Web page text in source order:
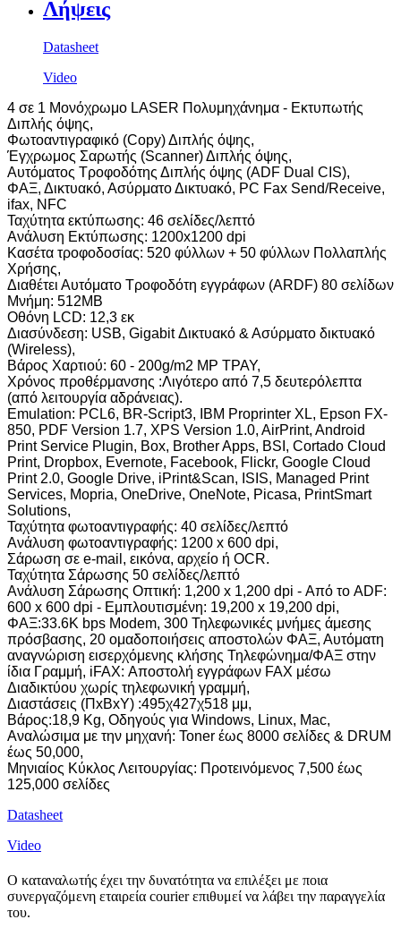
Λήψεις
Datasheet
Video
4 σε 1 Μονόχρωμο LASER Πολυμηχάνημα - Εκτυπωτής
Διπλής όψης,
Φωτοαντιγραφικό (Copy) Διπλής όψης,
Έγχρωμος Σαρωτής (Scanner) Διπλής όψης,
Αυτόματος Τροφοδότης Διπλής όψης (ADF Dual CIS),
ΦΑΞ, Δικτυακό, Ασύρματο Δικτυακό, PC Fax Send/Receive,
ifax, NFC
Ταχύτητα εκτύπωσης: 46 σελίδες/λεπτό
Ανάλυση Εκτύπωσης: 1200x1200 dpi
Κασέτα τροφοδοσίας: 520 φύλλων + 50 φύλλων Πολλαπλής
Χρήσης,
Διαθέτει Αυτόματο Τροφοδότη εγγράφων (ARDF) 80 σελίδων
Μνήμη: 512MB
Οθόνη LCD: 12,3 εκ
Διασύνδεση: USB, Gigabit Δικτυακό & Ασύρματο δικτυακό
(Wireless),
Βάρος Χαρτιού: 60 - 200g/m2 MP ΤΡΑΥ,
Χρόνος προθέρμανσης :Λιγότερο από 7,5 δευτερόλεπτα
(από λειτουργία αδράνειας).
Emulation: PCL6, BR-Script3, IBM Proprinter XL, Epson FX-
850, PDF Version 1.7, XPS Version 1.0, AirPrint, Android
Print Service Plugin, Box, Brother Apps, BSI, Cortado Cloud
Print, Dropbox, Evernote, Facebook, Flickr, Google Cloud
Print 2.0, Google Drive, iPrint&Scan, ISIS, Managed Print
Services, Mopria, OneDrive, OneNote, Picasa, PrintSmart
Solutions,
Ταχύτητα φωτοαντιγραφής: 40 σελίδες/λεπτό
Ανάλυση φωτοαντιγραφής: 1200 x 600 dpi,
Σάρωση σε e-mail, εικόνα, αρχείο ή OCR.
Ταχύτητα Σάρωσης 50 σελίδες/λεπτό
Ανάλυση Σάρωσης Οπτική: 1,200 x 1,200 dpi - Από το ADF:
600 x 600 dpi - Εμπλουτισμένη: 19,200 x 19,200 dpi,
ΦΑΞ:33.6K bps Modem, 300 Τηλεφωνικές μνήμες άμεσης
πρόσβασης, 20 ομαδοποιήσεις αποστολών ΦΑΞ, Αυτόματη
αναγνώριση εισερχόμενης κλήσης Τηλεφώνημα/ΦΑΞ στην
ίδια Γραμμή, iFAX: Αποστολή εγγράφων FAX μέσω
Διαδικτύου χωρίς τηλεφωνική γραμμή,
Διαστάσεις (ΠxΒxΥ) :495χ427χ518 μμ,
Βάρος:18,9 Kg, Οδηγούς για Windows, Linux, Mac,
Αναλώσιμα με την μηχανή: Toner έως 8000 σελίδες & DRUM
έως 50,000,
Μηνιαίος Κύκλος Λειτουργίας: Προτεινόμενος 7,500 έως
125,000 σελίδες
Datasheet
Video
Ο καταναλωτής έχει την δυνατότητα να επιλέξει με ποια
συνεργαζόμενη εταιρεία courier επιθυμεί να λάβει την παραγγελία
του.